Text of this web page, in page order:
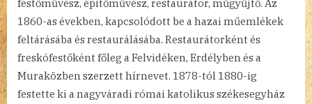
festőművész, építőművész, restaurátor, műgyűjtő. Az
1860-as években, kapcsolódott be a hazai műemlékek
feltárásába és restaurálásába. Restaurátorként és
freskófestőként főleg a Felvidéken, Erdélyben és a
Muraközben szerzett hírnevet. 1878-tól 1880-ig
festette ki a nagyváradi római katolikus székesegyház